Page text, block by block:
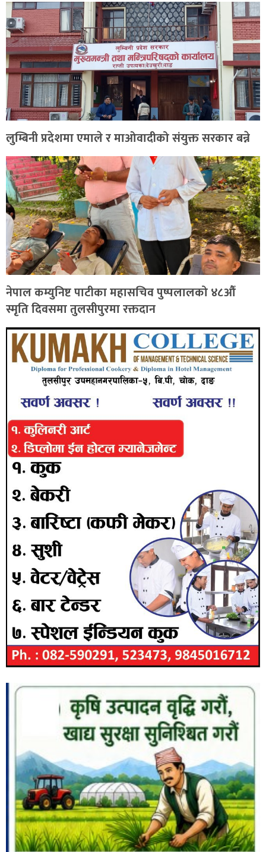
लुम्बिनी प्रदेशमा एमाले र माओवादीको संयुक्त सरकार बन्ने
नेपाल कम्युनिष्ट पाटीका महासचिव पुष्पलालको ४८औँ
स्मृति दिवसमा तुलसीपुरमा रक्तदान